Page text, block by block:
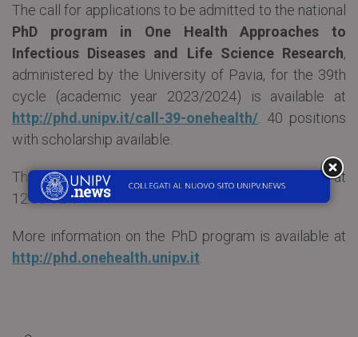
The call for applications to be admitted to the national
PhD program in One Health Approaches to
Infectious Diseases and Life Science Research,
administered by the University of Pavia, for the 39th
cycle (academic year 2023/2024) is available at
http://phd.unipv.it/call-39-onehealth/ . 40 positions
with scholarship available.
The deadlinefor applications is July 28, 2023at
12:00 CET.
More information on the PhD program is available at
http://phd.onehealth.unipv.it